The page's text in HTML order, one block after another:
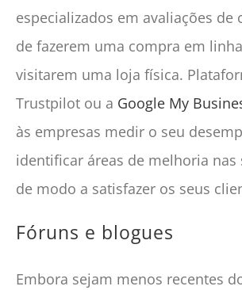
especializados em avaliações de
de fazerem uma compra em
visitarem uma loja física.
Trustpilot ou a Google My
às empresas medir o seu
identificar áreas de melhoria nas
de modo a satisfazer os seus
Fóruns e blogues
Embora sejam menos recentes